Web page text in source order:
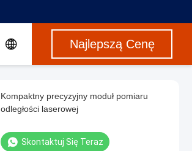
Najlepszą Cenę
Kompaktny precyzyjny moduł pomiaru
odległości laserowej
Skontaktuj Się Teraz